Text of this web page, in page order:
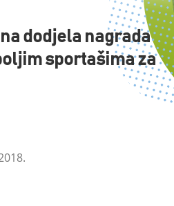
dodjela nagrada
sportašima za